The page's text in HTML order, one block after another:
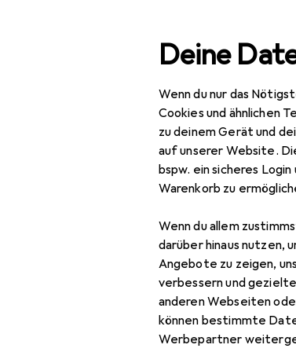
Deine
Wenn du nur das
Cookies und ähnlichen
zu deinem Gerät und
auf unserer Website.
bspw. ein sicheres
Warenkorb zu
Wenn du allem
darüber hinaus nutzen,
Angebote zu zeigen,
verbessern und
anderen Webseiten
können bestimmte
Werbepartner
Navigation nach Kategorien